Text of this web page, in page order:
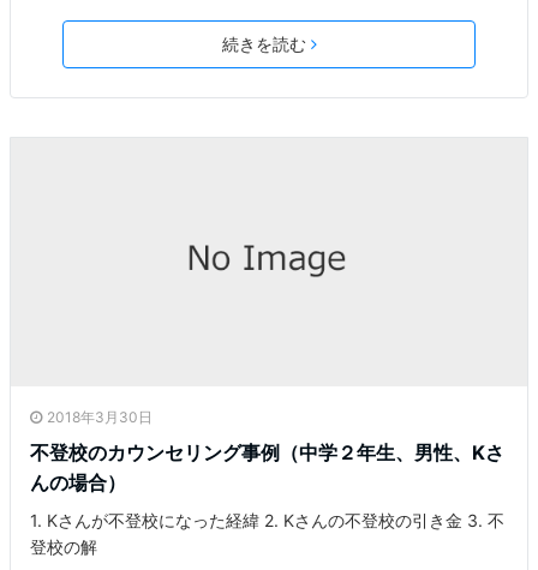
続きを読む
2018年3月30日
不登校のカウンセリング事例（中学２年生、男性、Kさ
んの場合）
1. Kさんが不登校になった経緯 2. Kさんの不登校の引き金 3. 不
登校の解